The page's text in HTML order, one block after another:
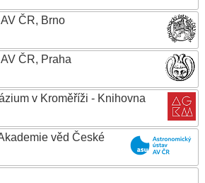
ČR, Brno
ČR, Praha
v Kroměříži - Knihovna
věd České